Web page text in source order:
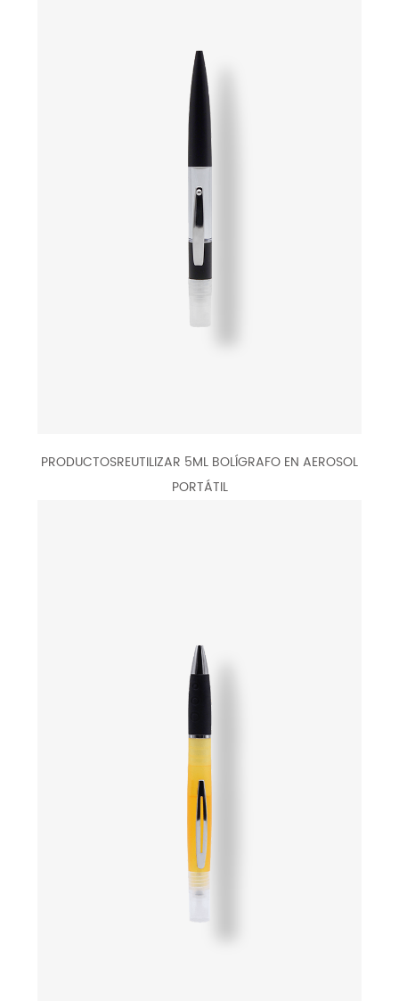
PRODUCTOSREUTILIZAR 5ML BOLÍGRAFO EN AEROSOL
PORTÁTIL